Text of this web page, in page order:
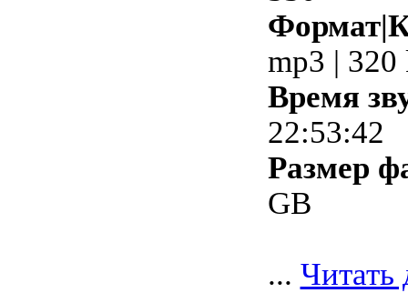
mp3 | 320
Время
22:53:42
Размер
GB
... Читать